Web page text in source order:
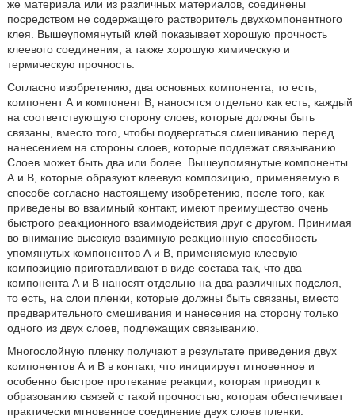
же материала или из различных материалов, соединены
посредством не содержащего растворитель двухкомпонентного
клея. Вышеупомянутый клей показывает хорошую прочность
клеевого соединения, а также хорошую химическую и
термическую прочность.
Согласно изобретению, два основных компонента, то есть,
компонент А и компонент В, наносятся отдельно как есть, каждый
на соответствующую сторону слоев, которые должны быть
связаны, вместо того, чтобы подвергаться смешиванию перед
нанесением на стороны слоев, которые подлежат связыванию.
Слоев может быть два или более. Вышеупомянутые компоненты
А и В, которые образуют клеевую композицию, применяемую в
способе согласно настоящему изобретению, после того, как
приведены во взаимный контакт, имеют преимущество очень
быстрого реакционного взаимодействия друг с другом. Принимая
во внимание высокую взаимную реакционную способность
упомянутых компонентов А и В, применяемую клеевую
композицию приготавливают в виде состава так, что два
компонента А и В наносят отдельно на два различных подслоя,
то есть, на слои пленки, которые должны быть связаны, вместо
предварительного смешивания и нанесения на сторону только
одного из двух слоев, подлежащих связыванию.
Многослойную пленку получают в результате приведения двух
компонентов А и В в контакт, что инициирует мгновенное и
особенно быстрое протекание реакции, которая приводит к
образованию связей с такой прочностью, которая обеспечивает
практически мгновенное соединение двух слоев пленки.